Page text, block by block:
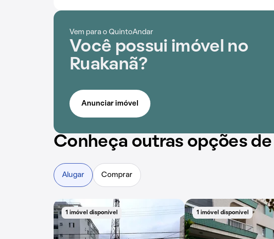
Vem para o QuintoAndar
Você possui imóvel no
Ruakanã?
Anunciar imóvel
Conheça outras opções
Alugar Comprar
1 imóvel disponível 1 imóvel disponível